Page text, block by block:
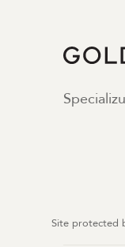
Site protected